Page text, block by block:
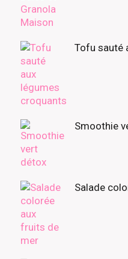
Tofu sauté
Smoothie
Salade